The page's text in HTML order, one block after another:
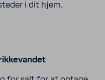
i dit hjem.